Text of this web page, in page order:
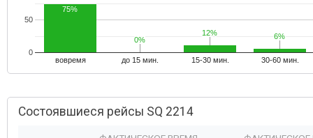
вовремя до 15 мин. 15-30 мин. 30-60 мин.
0
50
75%
0%
0%
12%
12% 6%
6%
Состоявшиеся рейсы SQ 2214